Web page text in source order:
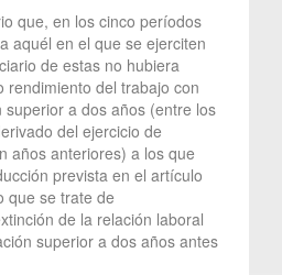
que, en los cinco períodos
aquél en el que se ejerciten
de estas no hubiera
rendimiento del trabajo con
a dos años (entre los
del ejercicio de
años anteriores) a los que
prevista en el artículo
que se trate de
de la relación laboral
superior a dos años antes